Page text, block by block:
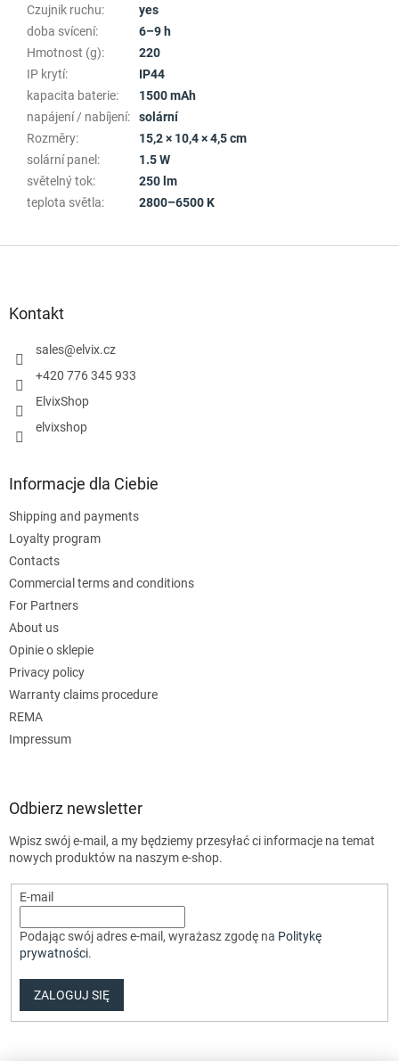
Czujnik ruchu:
yes
doba svícení:
6–9 h
Hmotnost (g):
220
IP krytí:
IP44
kapacita baterie:
1500 mAh
napájení / nabíjení:
solární
Rozměry:
15,2 × 10,4 × 4,5 cm
solární panel :
1.5 W
světelný tok:
250 lm
teplota světla: 2800–6500 K
Kontakt
sales@elvix.cz
+420 776 345 933
ElvixShop
elvixshop
Informacje dla Ciebie
Shipping and payments
Loyalty program
Contacts
Commercial terms and conditions
For Partners
About us
Opinie o sklepie
Privacy policy
Warranty claims procedure
REMA
Impressum
Odbierz newsletter
Wpisz swój e-mail, a my będziemy przesyłać ci informacje na temat
nowych produktów na naszym e-shop.
E-mail
Podając swój adres e-mail, wyrażasz zgodę na Politykę
prywatności.
ZALOGUJ SIĘ